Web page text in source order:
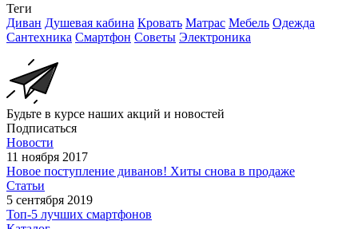
Теги
Диван Душевая кабина Кровать Матрас Мебель Одежда
Сантехника Смартфон Советы Электроника
Будьте в курсе наших акций и новостей
Подписаться
Новости
11 ноября 2017
Новое поступление диванов! Хиты снова в продаже
Статьи
5 сентября 2019
Топ-5 лучших смартфонов